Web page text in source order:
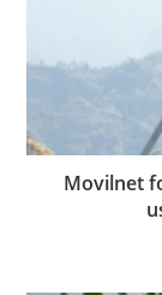
Movilnet